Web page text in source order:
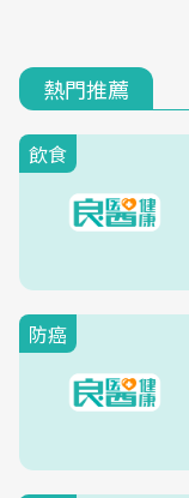
熱門推薦
飲食
防癌